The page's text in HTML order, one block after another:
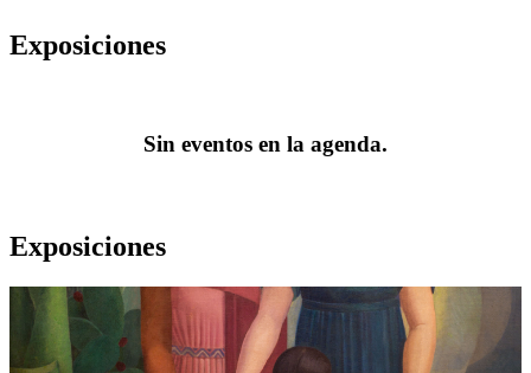
Exposiciones
Sin eventos en la agenda.
Exposiciones